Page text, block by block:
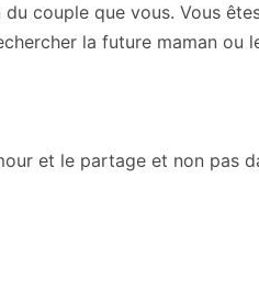
couple que vous. Vous
la future maman ou
et le partage et non pas